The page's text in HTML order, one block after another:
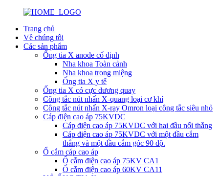
Trang chủ
Về chúng tôi
Các sản phẩm
Ống tia X anode cố định
Nha khoa Toàn cảnh
Nha khoa trong miệng
Ống tia X y tế
Ống tia X có cực dương quay
Công tắc nút nhấn X-quang loại cơ khí
Công tắc nút nhấn X-ray Omron loại công tắc siêu nhỏ
Cáp điện cao áp 75KVDC
Cáp điện cao áp 75KVDC với hai đầu nối thẳng
Cáp điện cao áp 75KVDC với một đầu cắm
thẳng và một đầu cắm góc 90 độ.
Ổ cắm cáp cao áp
Ổ cắm điện cao áp 75KV CA1
Ổ cắm điện cao áp 60KV CA11